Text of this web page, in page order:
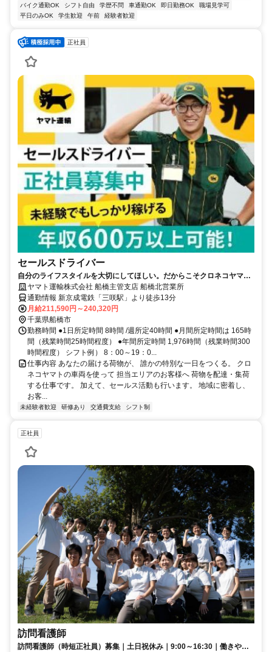
バイク通勤OK
シフト自由 学歴不問 車通勤OK 即日勤務OK
職場見学可
平日のみOK
学生歓迎 午前 経験者歓迎
正社員
セールスドライバー
自分のライフスタイルを大切にしてほしい。だからこそクロネコヤマト
は収入も休日も充実
ヤマト運輸株式会社 船橋主管支店 船橋北営業所
通勤情報 新京成電鉄「三咲駅」より徒歩13分
月給211,590円～240,320円
千葉県船橋市
勤務時間 ●1日所定時間 8時間 /週所定40時間 ●月間所定時間は 165時
間（残業時間25時間程度） ●年間所定時間 1,976時間（残業時間300
時間程度） シフト例） 8：00～19：0...
仕事内容 あなたの届ける荷物が、 誰かの特別な一日をつくる。 クロ
ネコヤマトの車両を使って 担当エリアのお客様へ 荷物を配達・集荷
する仕事です。 加えて、セールス活動も行います。 地域に密着し、
お客...
未経験者歓迎 研修あり 交通費支給 シフト制
正社員
訪問看護師
訪問看護師（時短正社員）募集｜土日祝休み｜9:00～16:30｜働きやす